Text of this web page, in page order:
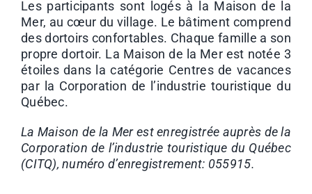
Les participants sont logés à la Maison de la
Mer, au cœur du village. Le bâtiment comprend
des dortoirs confortables. Chaque famille a son
propre dortoir. La Maison de la Mer est notée 3
étoiles dans la catégorie Centres de vacances
par la Corporation de l’industrie touristique du
Québec.
La Maison de la Mer est enregistrée auprès de la
Corporation de l’industrie touristique du Québec
(CITQ), numéro d’enregistrement: 055915.